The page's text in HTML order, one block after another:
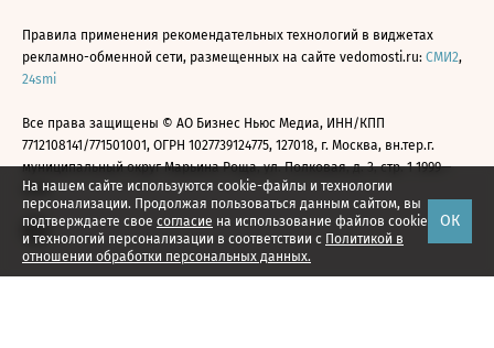
На нашем сайте используются cookie-файлы и технологии
персонализации. Продолжая пользоваться данным сайтом, вы
подтверждаете свое согласие на использование файлов cookie
и технологий персонализации в соответствии с Политикой в
отношении обработки персональных данных.
ОК
Правила применения рекомендательных технологий в виджетах
рекламно-обменной сети, размещенных на сайте vedomosti.ru: СМИ2,
24smi
Все права защищены © АО Бизнес Ньюс Медиа, ИНН/КПП
7712108141/771501001, ОГРН 1027739124775, 127018, г. Москва, вн.тер.г.
муниципальный округ Марьина Роща, ул. Полковая, д. 3, стр. 1 1999—
2026